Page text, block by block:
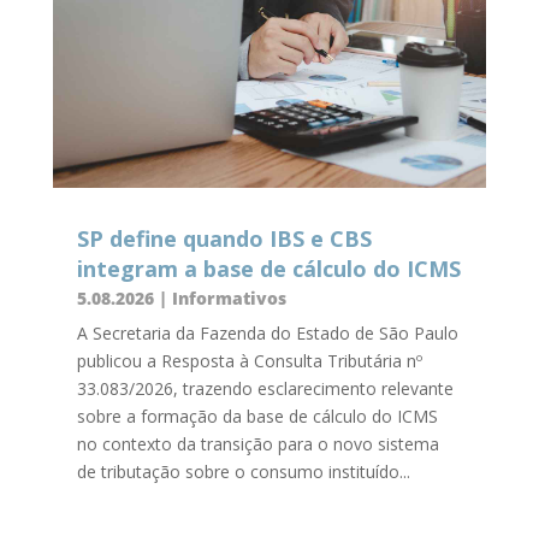
SP define quando IBS e CBS
integram a base de cálculo do ICMS
5.08.2026| Informativos
A Secretaria da Fazenda do Estado de São Paulo
publicou a Resposta à Consulta Tributária nº
33.083/2026, trazendo esclarecimento relevante
sobre a formação da base de cálculo do ICMS
no contexto da transição para o novo sistema
de tributação sobre o consumo instituído...